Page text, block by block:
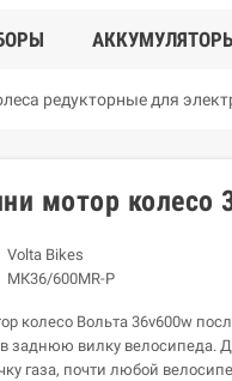
редукторные для
мотор колесо
Volta Bikes
МК36/600MR-P
колесо Вольта 36v600w
в заднюю вилку велосипеда.
газа, почти любой